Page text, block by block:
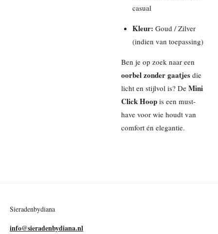
casual
Kleur: Goud / Zilver
(indien van toepassing)
Ben je op zoek naar een
oorbel zonder gaatjes die
licht en stijlvol is? De Mini
Click Hoop is een must-
have voor wie houdt van
comfort én elegantie.
Sieradenbydiana
info@sieradenbydiana.nl